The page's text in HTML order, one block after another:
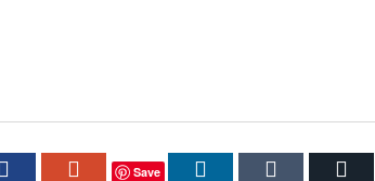
Facebook Google+
Save LinkedIn Tumblr